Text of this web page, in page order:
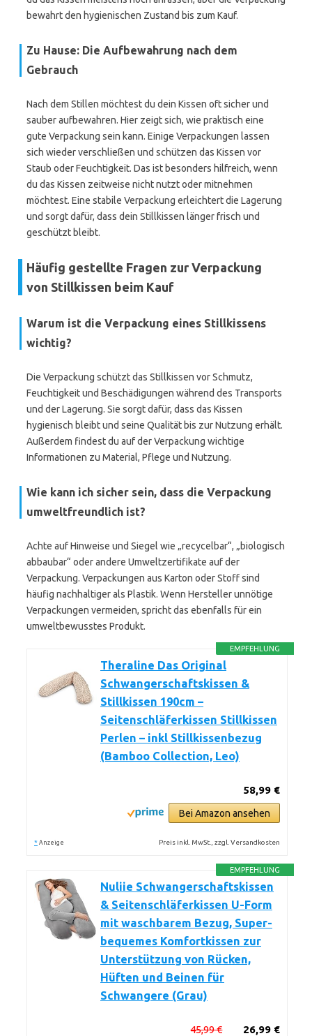
bewahrt den hygienischen Zustand bis zum Kauf.
Zu Hause: Die Aufbewahrung nach dem
Gebrauch
Nach dem Stillen möchtest du dein Kissen oft sicher und
sauber aufbewahren. Hier zeigt sich, wie praktisch eine
gute Verpackung sein kann. Einige Verpackungen lassen
sich wieder verschließen und schützen das Kissen vor
Staub oder Feuchtigkeit. Das ist besonders hilfreich, wenn
du das Kissen zeitweise nicht nutzt oder mitnehmen
möchtest. Eine stabile Verpackung erleichtert die Lagerung
und sorgt dafür, dass dein Stillkissen länger frisch und
geschützt bleibt.
Häufig gestellte Fragen zur Verpackung
von Stillkissen beim Kauf
Warum ist die Verpackung eines Stillkissens
wichtig?
Die Verpackung schützt das Stillkissen vor Schmutz,
Feuchtigkeit und Beschädigungen während des Transports
und der Lagerung. Sie sorgt dafür, dass das Kissen
hygienisch bleibt und seine Qualität bis zur Nutzung erhält.
Außerdem findest du auf der Verpackung wichtige
Informationen zu Material, Pflege und Nutzung.
Wie kann ich sicher sein, dass die Verpackung
umweltfreundlich ist?
Achte auf Hinweise und Siegel wie „recycelbar“, „biologisch
abbaubar“ oder andere Umweltzertifikate auf der
Verpackung. Verpackungen aus Karton oder Stoff sind
häufig nachhaltiger als Plastik. Wenn Hersteller unnötige
Verpackungen vermeiden, spricht das ebenfalls für ein
umweltbewusstes Produkt.
EMPFEHLUNG
Theraline Das Original
Schwangerschaftskissen &
Stillkissen 190cm –
Seitenschläferkissen Stillkissen
Perlen – inkl Stillkissenbezug
(Bamboo Collection, Leo)
58,99 €
Bei Amazon ansehen
* Anzeige Preis inkl. MwSt., zzgl. Versandkosten
EMPFEHLUNG
Nuliie Schwangerschaftskissen
& Seitenschläferkissen U-Form
mit waschbarem Bezug, Super-
bequemes Komfortkissen zur
Unterstützung von Rücken,
Hüften und Beinen für
Schwangere (Grau)
26,99 €
45,99 €